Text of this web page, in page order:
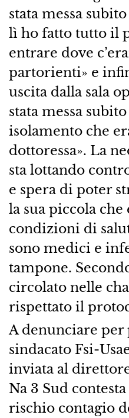
stata messa
lì ho fatto tutto il
entrare dove
partorienti» e
uscita dalla sala
stata messa
isolamento che
dottoressa». La
sta lottando
e spera di poter
la sua piccola
condizioni di
sono medici e
tampone.
circolato nelle
rispettato il
A denunciare
sindacato Fsi-
inviata al
Na 3 Sud
rischio contagio